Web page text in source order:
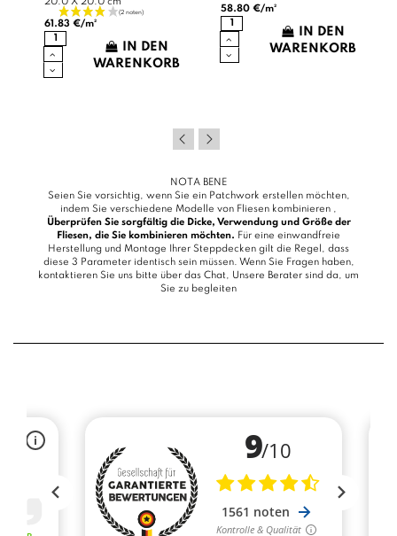
61.83 €/m²
IN DEN
WARENKORB
58.80 €/m²
IN DEN
WARENKORB
NOTA BENE
Seien Sie vorsichtig, wenn Sie ein Patchwork erstellen möchten,
indem Sie verschiedene Modelle von Fliesen kombinieren ,
Überprüfen Sie sorgfältig die Dicke, Verwendung und Größe der
Fliesen, die Sie kombinieren möchten. Für eine einwandfreie
Herstellung und Montage Ihrer Steppdecken gilt die Regel, dass
diese 3 Parameter identisch sein müssen. Wenn Sie Fragen haben,
kontaktieren Sie uns bitte über das Chat, Unsere Berater sind da, um
Sie zu begleiten